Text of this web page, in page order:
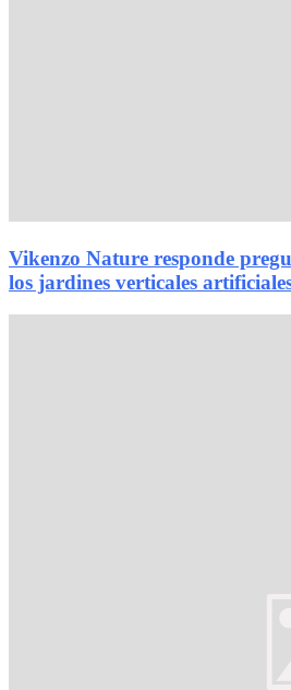
Vikenzo Nature responde
los jardines verticales